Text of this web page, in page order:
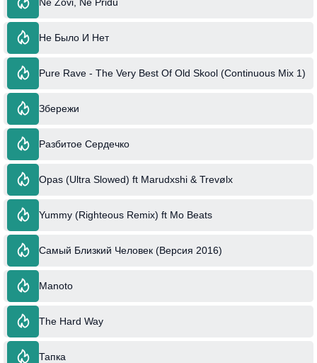
Не Было И Нет
Pure Rave - The Very Best Of Old Skool (Continuous Mix 1)
Збережи
Разбитое Сердечко
Opas (Ultra Slowed) ft Marudxshi & Trevølx
Yummy (Righteous Remix) ft Mo Beats
Самый Близкий Человек (Версия 2016)
Manoto
The Hard Way
Тапка